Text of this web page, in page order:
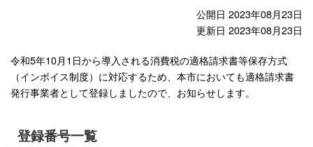
公開日 2023年08月23日
更新日 2023年08月23日
令和5年10月1日から導入される消費税の適格請求書等保存方式
（インボイス制度）に対応するため、本市においても適格請求書
発行事業者として登録しましたので、お知らせします。
登録番号一覧